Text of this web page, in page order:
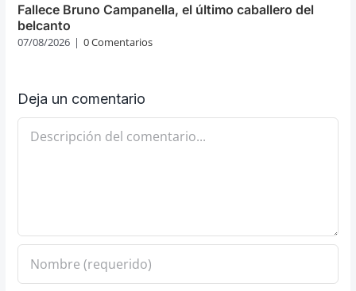
Fallece Bruno Campanella, el último caballero del
belcanto
07/08/2026 | 0 Comentarios
Deja un comentario
Comentario